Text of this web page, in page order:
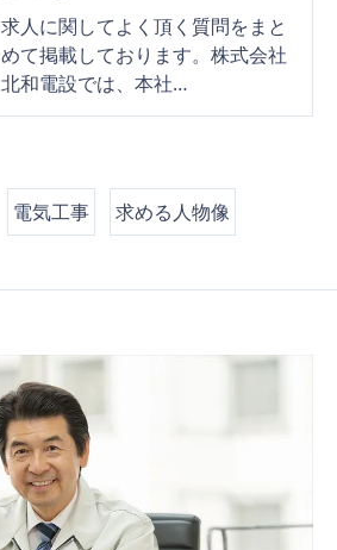
求人に関してよく頂く質問をまと
めて掲載しております。株式会社
北和電設では、本社…
電気工事 求める人物像